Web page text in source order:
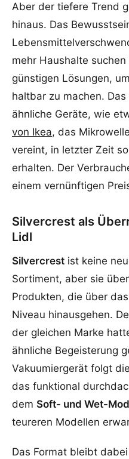
Aber der tiefere Trend
hinaus. Das
mehr Haushalte
günstigen Lösungen,
haltbar zu machen.
ähnliche Geräte, wie
von Ikea, das
vereint, in letzter Zeit
erhalten. Der
einem vernünftigen
Silvercrest als
Lidl
Silvercrest ist keine
Sortiment, aber sie
Produkten, die über
Niveau hinausgehen.
der gleichen Marke
ähnliche Begeisterung
Vakuumiergerät folgt
das funktional
dem Soft- und Wet-
teureren Modellen
Das Format bleibt